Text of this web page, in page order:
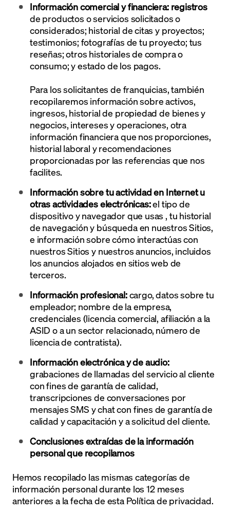
Información comercial y financiera: registros
de productos o servicios solicitados o
considerados; historial de citas y proyectos;
testimonios; fotografías de tu proyecto; tus
reseñas; otros historiales de compra o
consumo; y estado de los pagos.
Para los solicitantes de franquicias, también
recopilaremos información sobre activos,
ingresos, historial de propiedad de bienes y
negocios, intereses y operaciones, otra
información financiera que nos proporciones,
historial laboral y recomendaciones
proporcionadas por las referencias que nos
facilites.
Información sobre tu actividad en Internet u
otras actividades electrónicas:el tipo de
dispositivo y navegador que usas , tu historial
de navegación y búsqueda en nuestros Sitios,
e información sobre cómo interactúas con
nuestros Sitios y nuestros anuncios, incluidos
los anuncios alojados en sitios web de
terceros.
Información profesional:cargo, datos sobre tu
empleador; nombre de la empresa,
credenciales (licencia comercial, afiliación a la
ASID o a un sector relacionado, número de
licencia de contratista).
Información electrónica y de audio:
grabaciones de llamadas del servicio al cliente
con fines de garantía de calidad,
transcripciones de conversaciones por
mensajes SMS y chat con fines de garantía de
calidad y capacitación y a solicitud del cliente.
Conclusiones extraídas de la información
personal que recopilamos
Hemos recopilado las mismas categorías de
información personal durante los 12 meses
anteriores a la fecha de esta Política de privacidad.